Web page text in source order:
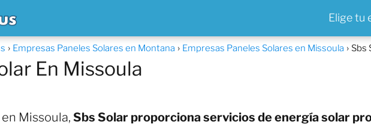
Elige tu
Empresas Paneles Solares en Montana Empresas Paneles Solares en Missoula Sbs
En Missoula
Missoula, Sbs Solar proporciona servicios de energía solar